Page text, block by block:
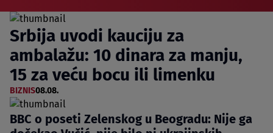
Srbija uvodi kauciju za
ambalažu: 10 dinara za manju,
15 za veću bocu ili limenku
BIZNIS08.08.
BBC o poseti Zelenskog u Beogradu: Nije ga